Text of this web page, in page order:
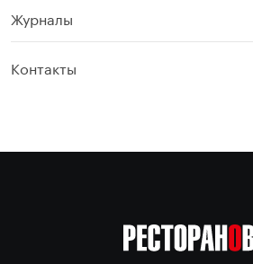
Журналы
Контакты